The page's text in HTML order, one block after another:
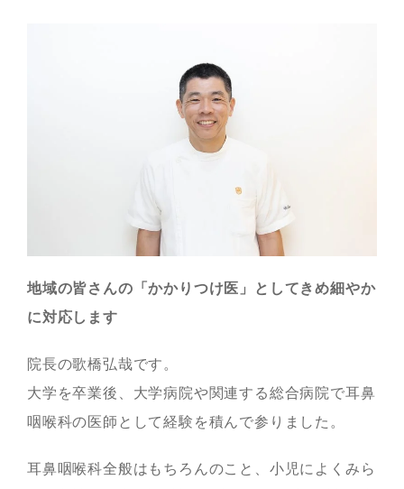
地域の皆さんの「かかりつけ医」としてきめ細やか
に対応します
院長の歌橋弘哉です。
大学を卒業後、大学病院や関連する総合病院で耳鼻
咽喉科の医師として経験を積んで参りました。
耳鼻咽喉科全般はもちろんのこと、小児によくみら